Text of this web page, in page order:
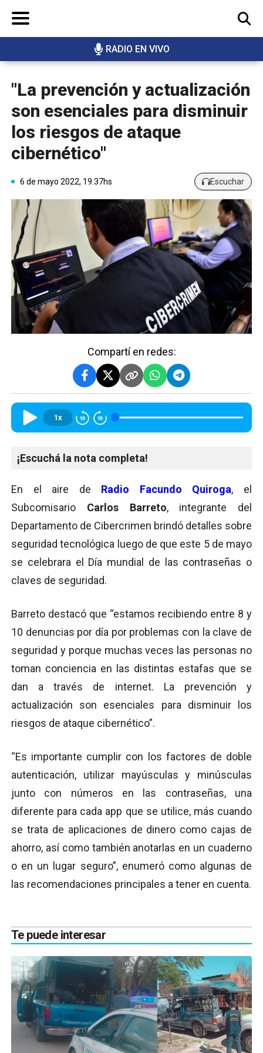
RADIO EN VIVO
BUSCAR
"La prevención y actualización
son esenciales para disminuir
los riesgos de ataque
cibernético"
6 de mayo 2022, 19:37hs Escuchar
Compartí en redes:
1x
¡Escuchá la nota completa!
En el aire de Radio Facundo Quiroga, el
Subcomisario Carlos Barreto, integrante del
Departamento de Cibercrimen brindó detalles sobre
seguridad tecnológica luego de que este 5 de mayo
se celebrara el Día mundial de las contraseñas o
claves de seguridad.
Barreto destacó que “estamos recibiendo entre 8 y
10 denuncias por día por problemas con la clave de
seguridad y porque muchas veces las personas no
toman conciencia en las distintas estafas que se
dan a través de internet. La prevención y
actualización son esenciales para disminuir los
riesgos de ataque cibernético”.
“Es importante cumplir con los factores de doble
autenticación, utilizar mayúsculas y minúsculas
junto con números en las contraseñas, una
diferente para cada app que se utilice, más cuando
se trata de aplicaciones de dinero como cajas de
ahorro, así como también anotarlas en un cuaderno
o en un lugar seguro”, enumeró como algunas de
las recomendaciones principales a tener en cuenta.
Te puede interesar